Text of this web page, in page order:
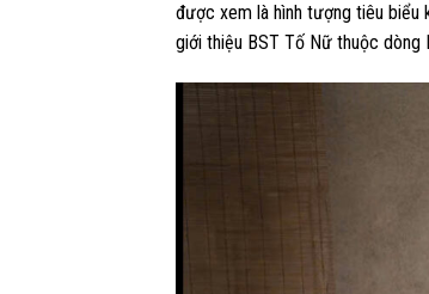
được xem là hình tượng tiêu biểu
giới thiệu BST Tố Nữ thuộc dòng